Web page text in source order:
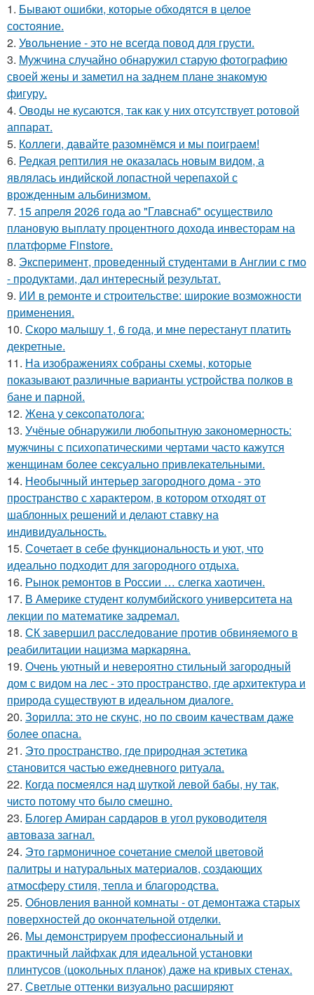
1. Бывают ошибки, которые обходятся в целое
состояние.
2. Увольнение - это не всегда повод для грусти.
3. Мужчина случайно обнаружил старую фотографию
своей жены и заметил на заднем плане знакомую
фигуру.
4. Оводы не кусаются, так как у них отсутствует ротовой
аппарат.
5. Коллеги, давайте разомнёмся и мы поиграем!
6. Редкая рептилия не оказалась новым видом, а
являлась индийской лопастной черепахой с
врожденным альбинизмом.
7. 15 апреля 2026 года ао "Главснаб" осуществило
плановую выплату процентного дохода инвесторам на
платформе Finstore.
8. Эксперимент, проведенный студентами в Англии с гмо
- продуктами, дал интересный результат.
9. ИИ в ремонте и строительстве: широкие возможности
применения.
10. Скоро малышу 1, 6 года, и мне перестанут платить
декретные.
11. На изображениях собраны схемы, которые
показывают различные варианты устройства полков в
бане и парной.
12. Жена у ceкcопатолога:
13. Учёные обнаружили любопытную закономерность:
мужчины с психопатическими чертами часто кажутся
женщинам более сексуально привлекательными.
14. Необычный интерьер загородного дома - это
пространство с характером, в котором отходят от
шаблонных решений и делают ставку на
индивидуальность.
15. Сочетает в себе функциональность и уют, что
идеально подходит для загородного отдыха.
16. Рынок ремонтов в России … слегка хаотичен.
17. В Америке студент колумбийского университета на
лекции по математике задремал.
18. СК завершил расследование против обвиняемого в
реабилитации нацизма маркаряна.
19. Очень уютный и невероятно стильный загородный
дом с видом на лес - это пространство, где архитектура и
природа существуют в идеальном диалоге.
20. Зорилла: это не скунс, но по своим качествам даже
более опасна.
21. Это пространство, где природная эстетика
становится частью ежедневного ритуала.
22. Когда посмеялся над шуткой левой бабы, ну так,
чисто потому что было смешно.
23. Блогер Амиран сардаров в угол руководителя
автоваза загнал.
24. Это гармоничное сочетание смелой цветовой
палитры и натуральных материалов, создающих
атмосферу стиля, тепла и благородства.
25. Обновления ванной комнаты - от демонтажа старых
поверхностей до окончательной отделки.
26. Мы демонстрируем профессиональный и
практичный лайфхак для идеальной установки
плинтусов (цокольных планок) даже на кривых стенах.
27. Светлые оттенки визуально расширяют